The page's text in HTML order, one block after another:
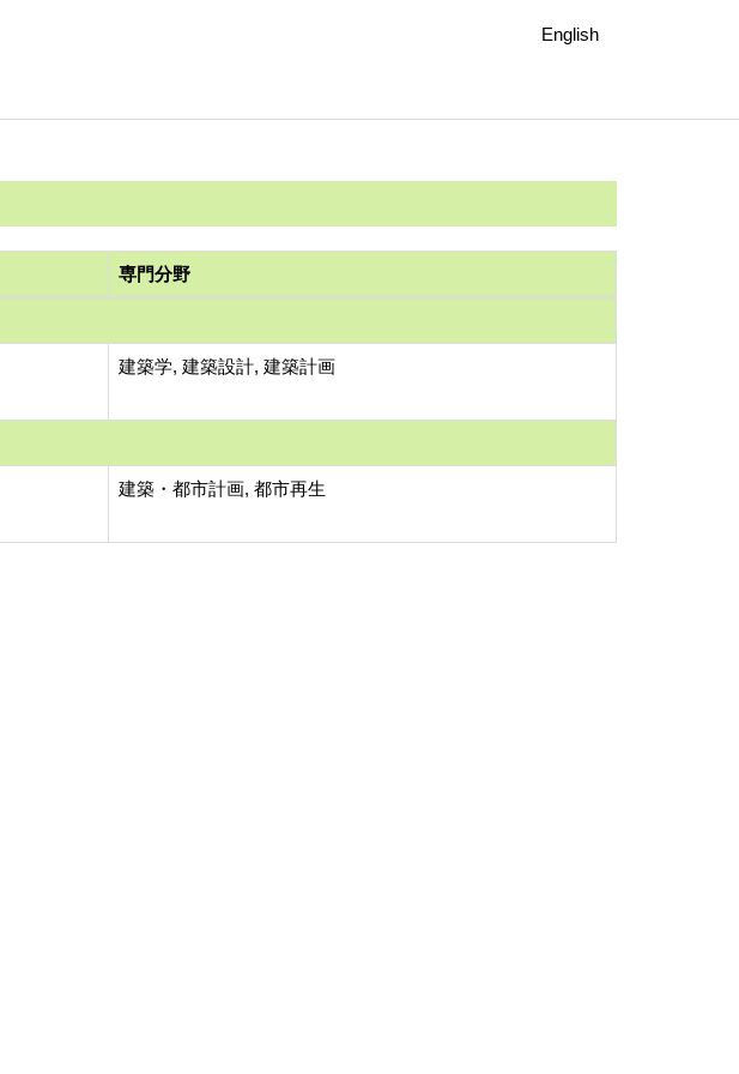
English
専門分野
建築学, 建築設計, 建築計画
建築・都市計画, 都市再生